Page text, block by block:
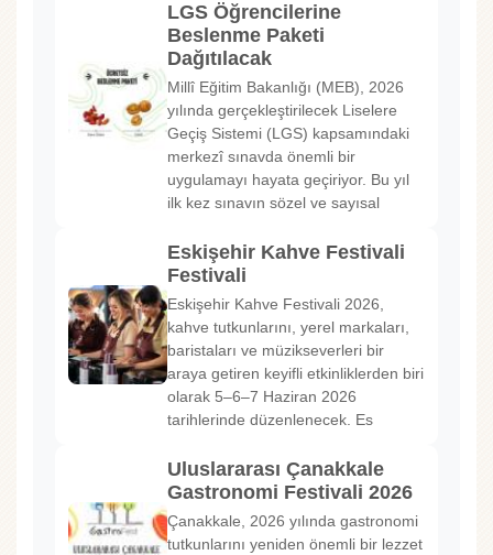
LGS Öğrencilerine
Beslenme Paketi
Dağıtılacak
Millî Eğitim Bakanlığı (MEB), 2026
yılında gerçekleştirilecek Liselere
Geçiş Sistemi (LGS) kapsamındaki
merkezî sınavda önemli bir
uygulamayı hayata geçiriyor. Bu yıl
ilk kez sınavın sözel ve sayısal
Eskişehir Kahve Festivali
Festivali
Eskişehir Kahve Festivali 2026,
kahve tutkunlarını, yerel markaları,
baristaları ve müzikseverleri bir
araya getiren keyifli etkinliklerden biri
olarak 5–6–7 Haziran 2026
tarihlerinde düzenlenecek. Es
Uluslararası Çanakkale
Gastronomi Festivali 2026
Çanakkale, 2026 yılında gastronomi
tutkunlarını yeniden önemli bir lezzet